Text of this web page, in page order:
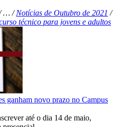
…/Notícias de Outubro de 2021 /
técnico para jovens e adultos
ganham novo prazo no Campus
até o dia 14 de maio,